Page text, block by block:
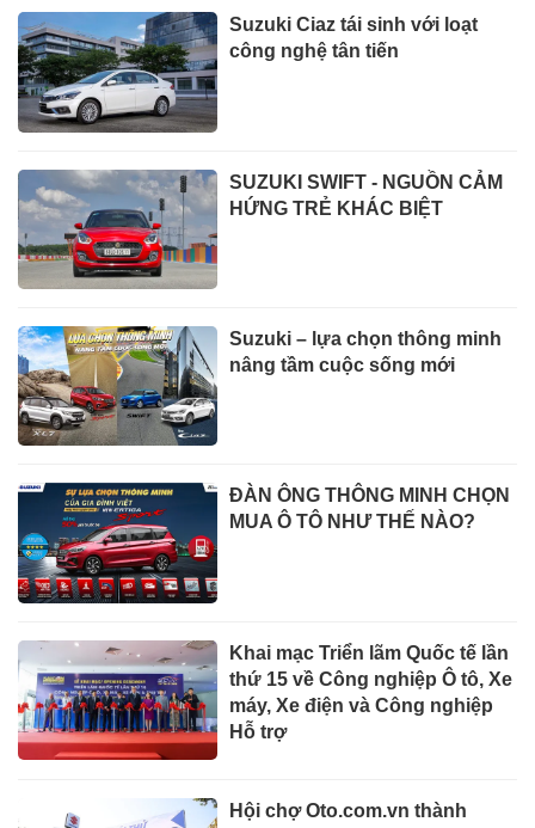
Suzuki Ciaz tái sinh với loạt
công nghệ tân tiến
SUZUKI SWIFT - NGUỒN CẢM
HỨNG TRẺ KHÁC BIỆT
Suzuki – lựa chọn thông minh
nâng tầm cuộc sống mới
ĐÀN ÔNG THÔNG MINH CHỌN
MUA Ô TÔ NHƯ THẾ NÀO?
Khai mạc Triển lãm Quốc tế lần
thứ 15 về Công nghiệp Ô tô, Xe
máy, Xe điện và Công nghiệp
Hỗ trợ
Hội chợ Oto.com.vn thành